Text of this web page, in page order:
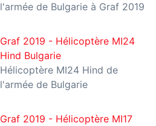
l'armée de Bulgarie à Graf 2019
Graf 2019 - Hélicoptère MI24
Hind Bulgarie
Hélicoptère MI24 Hind de
l'armée de Bulgarie
Graf 2019 - Hélicoptère MI17